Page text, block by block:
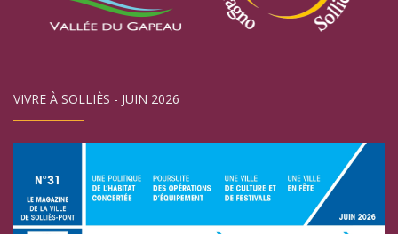
VIVRE À SOLLIÈS - JUIN 2026